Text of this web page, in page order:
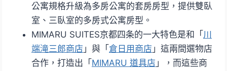
公寓規格升級為多房公寓的套房房型，提供雙臥
室、三臥室的多房式公寓房型。
MIMARU SUITES京都四条的一大特色是和「川
端滝三郎商店 」與「倉日用商店 」這兩間選物店
合作，打造出「MIMARU 道具店 」，而這些商